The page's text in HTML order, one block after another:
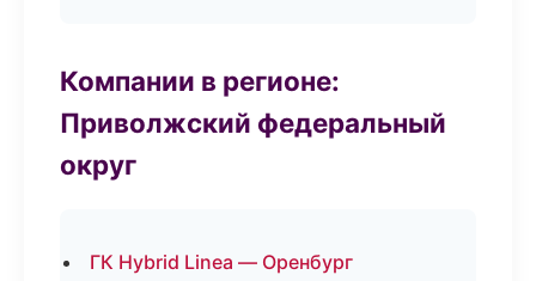
Компании в регионе:
Приволжский федеральный
округ
ГК Hybrid Linea — Оренбург